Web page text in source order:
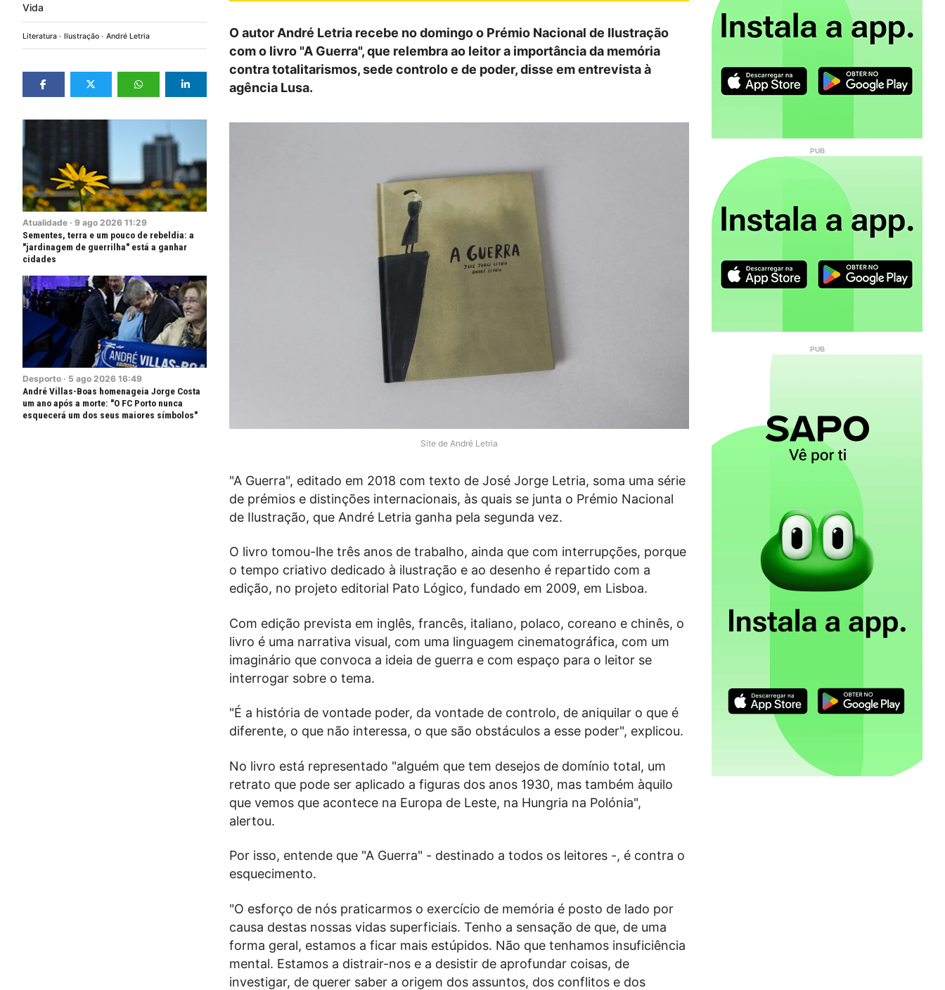
Vida
Literatura Ilustração André Letria
Atualidade · 9 ago 2026 11:29
Sementes, terra e um pouco de rebeldia: a
"jardinagem de guerrilha" está a ganhar
cidades
Desporto · 5 ago 2026 16:49
André Villas-Boas homenageia Jorge Costa
um ano após a morte: "O FC Porto nunca
esquecerá um dos seus maiores símbolos"
O autor André Letria recebe no domingo o Prémio Nacional de Ilustração
com o livro "A Guerra", que relembra ao leitor a importância da memória
contra totalitarismos, sede controlo e de poder, disse em entrevista à
agência Lusa.
Site de André Letria
"A Guerra", editado em 2018 com texto de José Jorge Letria, soma uma série
de prémios e distinções internacionais, às quais se junta o Prémio Nacional
de Ilustração, que André Letria ganha pela segunda vez.
O livro tomou-lhe três anos de trabalho, ainda que com interrupções, porque
o tempo criativo dedicado à ilustração e ao desenho é repartido com a
edição, no projeto editorial Pato Lógico, fundado em 2009, em Lisboa.
Com edição prevista em inglês, francês, italiano, polaco, coreano e chinês, o
livro é uma narrativa visual, com uma linguagem cinematográfica, com um
imaginário que convoca a ideia de guerra e com espaço para o leitor se
interrogar sobre o tema.
"É a história de vontade poder, da vontade de controlo, de aniquilar o que é
diferente, o que não interessa, o que são obstáculos a esse poder", explicou.
No livro está representado "alguém que tem desejos de domínio total, um
retrato que pode ser aplicado a figuras dos anos 1930, mas também àquilo
que vemos que acontece na Europa de Leste, na Hungria na Polónia",
alertou.
Por isso, entende que "A Guerra" - destinado a todos os leitores -, é contra o
esquecimento.
"O esforço de nós praticarmos o exercício de memória é posto de lado por
causa destas nossas vidas superficiais. Tenho a sensação de que, de uma
forma geral, estamos a ficar mais estúpidos. Não que tenhamos insuficiência
mental. Estamos a distrair-nos e a desistir de aprofundar coisas, de
investigar, de querer saber a origem dos assuntos, dos conflitos e dos